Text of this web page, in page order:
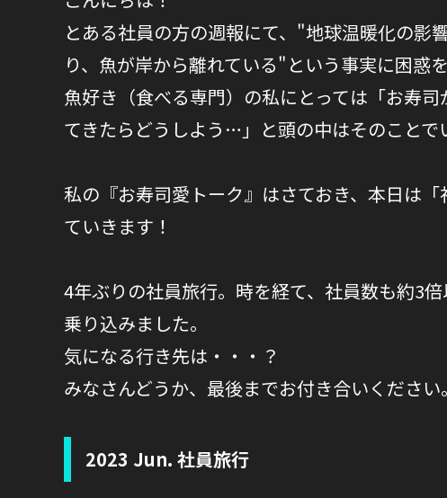
とある社員の方の週報にて、"地球温暖化の影
り、魚が岸から離れている"という事実に困惑
魚好き（食べる専門）の私にとっては「お寿
てきたらどうしよう…」と頭の中はそのことで
私の『お寿司愛トーク』はさておき、本日は
ていきます！
4年ぶりの社員旅行。時を経て、社員数も約3
乗り込みました。
気になる行き先は・・・？
みなさんどうか、最後までお付き合いください。
2023 Jun. 社員旅行